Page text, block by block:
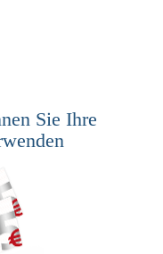
Sie Ihre